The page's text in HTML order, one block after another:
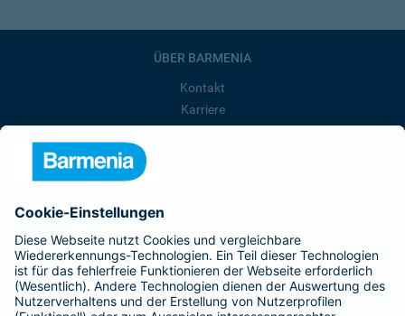
ÜBER BARMENIA
Kontakt
Karriere
Barmenia ist Teil der BarmeniaGothaer
BELIEBTE SEITEN
Kranken-Zusatzversicherung
Tierversicherungen